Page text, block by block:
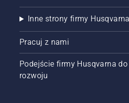
Inne strony firmy Husqvarna
Pracuj z nami
Podejście firmy Husqvarna
rozwoju